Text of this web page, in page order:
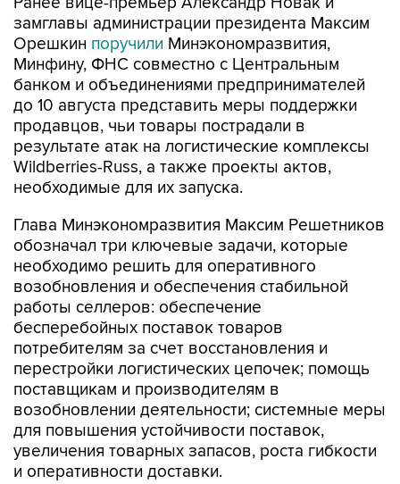
замглавы администрации президента Максим
Орешкин поручили Минэкономразвития,
Минфину, ФНС совместно с Центральным
банком и объединениями предпринимателей
до 10 августа представить меры поддержки
продавцов, чьи товары пострадали в
результате атак на логистические комплексы
Wildberries-Russ, а также проекты актов,
необходимые для их запуска.
Глава Минэкономразвития Максим Решетников
обозначал три ключевые задачи, которые
необходимо решить для оперативного
возобновления и обеспечения стабильной
работы селлеров: обеспечение
бесперебойных поставок товаров
потребителям за счет восстановления и
перестройки логистических цепочек; помощь
поставщикам и производителям в
возобновлении деятельности; системные меры
для повышения устойчивости поставок,
увеличения товарных запасов, роста гибкости
и оперативности доставки.